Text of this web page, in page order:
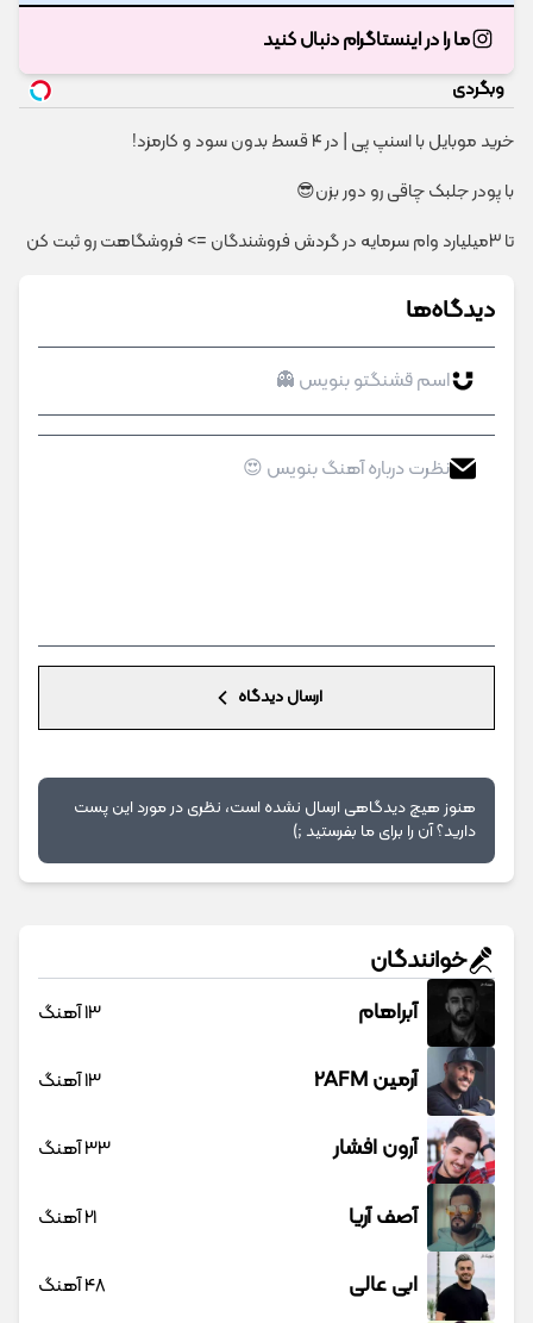
ما را در اینستاگرام دنبال کنید
وبگردی
خرید موبایل با اسنپ پی | در ۴ قسط بدون سود و کارمزد!
با پودر جلبک چاقی رو دور بزن😎
تا 3میلیارد وام سرمایه در گردش فروشندگان => فروشگاهت رو ثبت کن
دیدگاه‌ها
ارسال دیدگاه
هنوز هیچ دیدگاهی ارسال نشده است، نظری در مورد این پست
دارید؟ آن را برای ما بفرستید ;)
خوانندگان
آبراهام 13 آهنگ
آرمین 2AFM 13 آهنگ
آرون افشار 33 آهنگ
آصف آریا 21 آهنگ
ابی عالی 48 آهنگ